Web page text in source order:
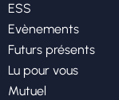
ESS
Evènements
Futurs présents
Lu pour vous
Mutuel